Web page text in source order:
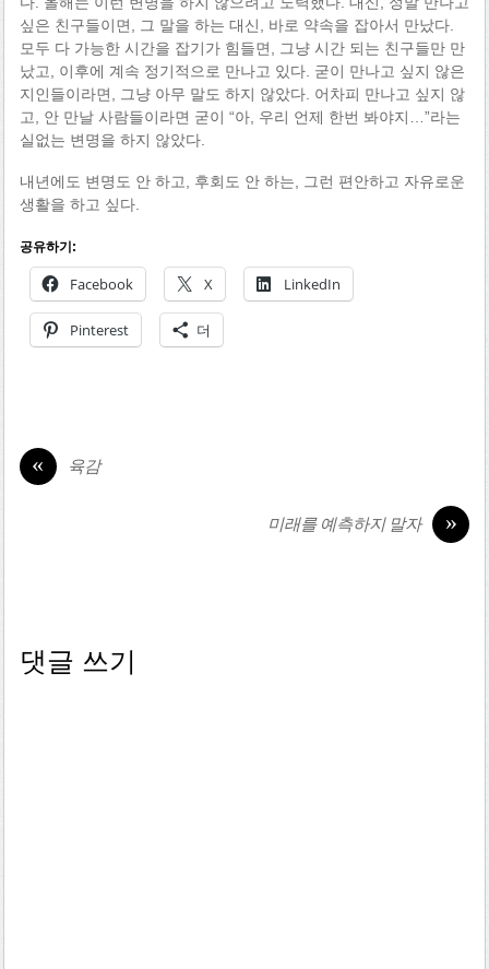
싶은 친구들이면, 그 말을 하는 대신, 바로 약속을 잡아서 만났다.
모두 다 가능한 시간을 잡기가 힘들면, 그냥 시간 되는 친구들만 만
났고, 이후에 계속 정기적으로 만나고 있다. 굳이 만나고 싶지 않은
지인들이라면, 그냥 아무 말도 하지 않았다. 어차피 만나고 싶지 않
고, 안 만날 사람들이라면 굳이 “아, 우리 언제 한번 봐야지…”라는
실없는 변명을 하지 않았다.
내년에도 변명도 안 하고, 후회도 안 하는, 그런 편안하고 자유로운
생활을 하고 싶다.
공유하기:
Facebook X LinkedIn
Pinterest 더
« 육감
»
미래를 예측하지 말자
댓글 쓰기